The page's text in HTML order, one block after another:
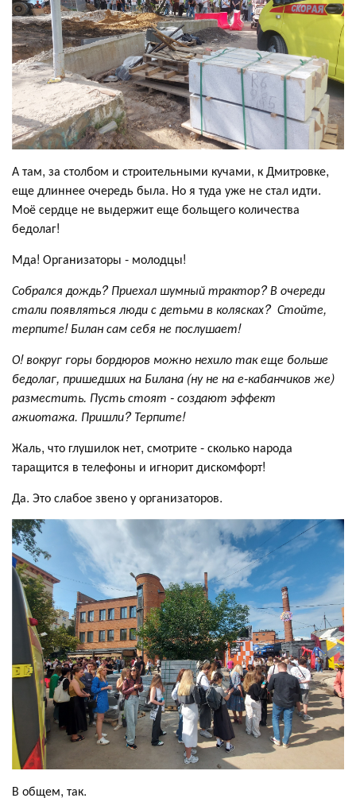
А там, за столбом и строительными кучами, к Дмитровке,
еще длиннее очередь была. Но я туда уже не стал идти.
Моё сердце не выдержит еще больщего количества
бедолаг!
Мда! Организаторы - молодцы!
Собрался дождь? Приехал шумный трактор? В очереди
стали появляться люди с детьми в колясках? Стойте,
терпите! Билан сам себя не послушает!
О! вокруг горы бордюров можно нехило так еще больше
бедолаг, пришедших на Билана (ну не на е-кабанчиков же)
разместить. Пусть стоят - создают эффект
ажиотажа. Пришли? Терпите!
Жаль, что глушилок нет, смотрите - сколько народа
таращится в телефоны и игнорит дискомфорт!
Да. Это слабое звено у организаторов.
В общем, так.